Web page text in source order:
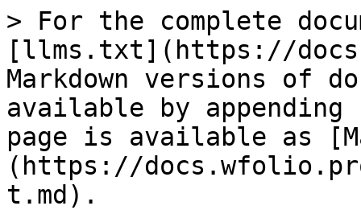
> For the complete
[llms.txt](https://
Markdown versions of
available by
page is available as
(https://
t.md).